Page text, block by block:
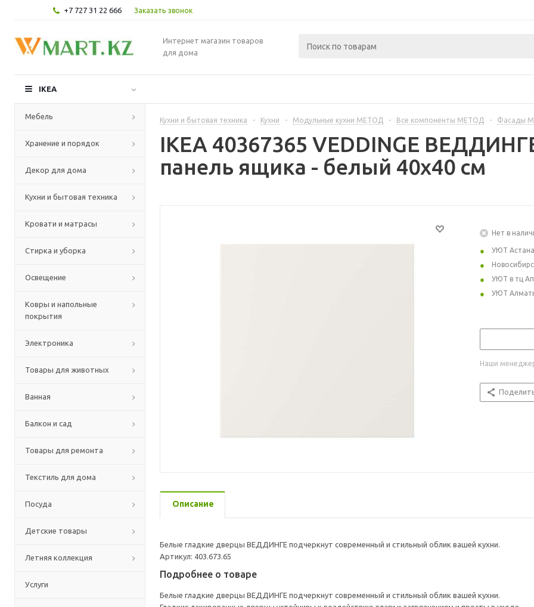
+7 727 31 22 666 Заказать звонок
Интернет магазин товаров
для дома
IKEA
Мебель
Хранение и порядок
Декор для дома
Кухни и бытовая техника
Кровати и матрасы
Стирка и уборка
Освещение
Ковры и напольные
покрытия
Электроника
Товары для животных
Ванная
Балкон и сад
Товары для ремонта
Текстиль для дома
Посуда
Детские товары
Летняя коллекция
Услуги
Кухни и бытовая техника - Кухни - Модульные кухни МЕТОД - Все компоненты МЕТОД - Фасады
IKEA 40367365 VEDDINGE
панель ящика - белый 40x40 см
Нет в
УЮТ Астана
УЮТ в тц
УЮТ
Наши
Описание
Белые гладкие дверцы ВЕДДИНГЕ подчеркнут современный и стильный облик вашей кухни.
Артикул: 403.673.65
Подробнее о товаре
Белые гладкие дверцы ВЕДДИНГЕ подчеркнут современный и стильный облик вашей кухни.